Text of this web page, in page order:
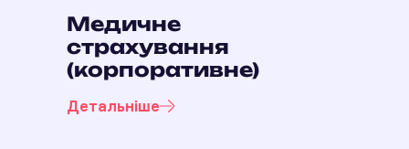
Медичне
страхування
(корпоративне)
Детальніше